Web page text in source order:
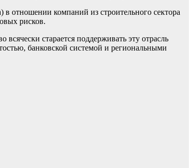
отношении компаний из строительного сектора
рисков.
старается поддерживать эту отрасль
банковской системой и региональными